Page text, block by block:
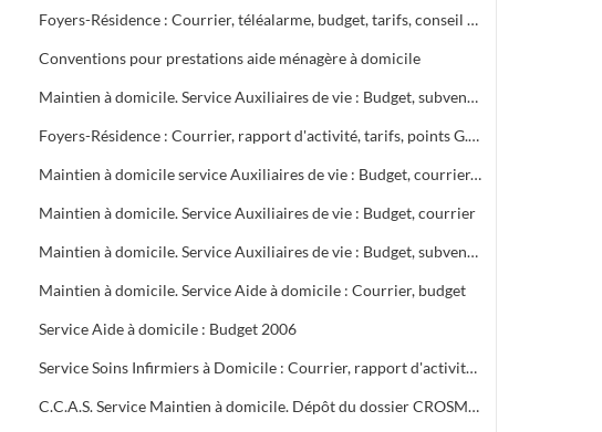
Foyers-Résidence : Courrier, téléalarme, budget, tarifs, conseil de vie sociale, état des résidents et du personnel, contrat d'objectifs, Points G.I.R., G.I.P. sanitaire alésien
Conventions pour prestations aide ménagère à domicile
Maintien à domicile. Service Auxiliaires de vie : Budget, subventions, courrier
Foyers-Résidence : Courrier, rapport d'activité, tarifs, points G.I.R., conventions G.I.P.
Maintien à domicile service Auxiliaires de vie : Budget, courrier, rapport d'activité
Maintien à domicile. Service Auxiliaires de vie : Budget, courrier
Maintien à domicile. Service Auxiliaires de vie : Budget, subventions D.D.A.S.S., contrôle URSSAF, fonds de modernisation, courrier
Maintien à domicile. Service Aide à domicile : Courrier, budget
Service Aide à domicile : Budget 2006
Service Soins Infirmiers à Domicile : Courrier, rapport d'activité, proposition de contrat d'objectifs, planning quotidien des agents
C.C.A.S. Service Maintien à domicile. Dépôt du dossier CROSMS (plaquette explicative)